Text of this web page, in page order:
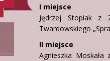
I miejsce
Jędrzej Stopiak z
Twardowskiego
II miejsce
Agnieszka